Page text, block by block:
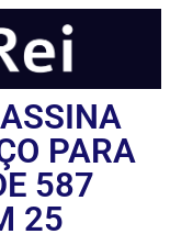
PARA
587
25